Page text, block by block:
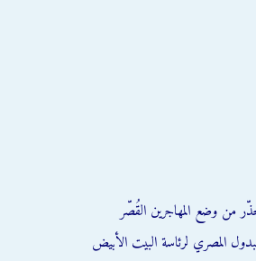
من وضع المهاجرين القُصّر
المصري لرئاسة البيت الأبيض